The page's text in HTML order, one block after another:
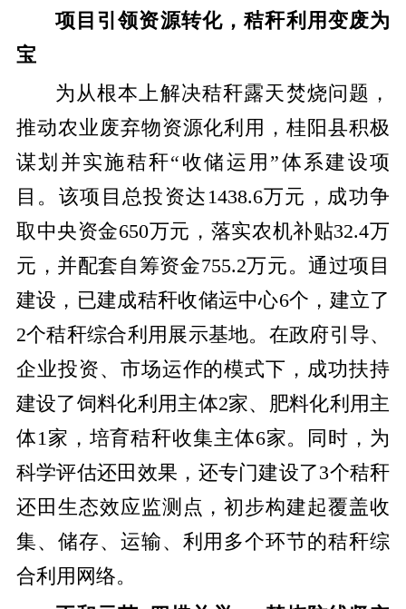
项目引领资源转化，秸秆利用变废为
宝
为从根本上解决秸秆露天焚烧问题，
推动农业废弃物资源化利用，桂阳县积极
谋划并实施秸秆“收储运用”体系建设项
目。该项目总投资达1438.6万元，成功争
取中央资金650万元，落实农机补贴32.4万
元，并配套自筹资金755.2万元。通过项目
建设，已建成秸秆收储运中心6个，建立了
2个秸秆综合利用展示基地。在政府引导、
企业投资、市场运作的模式下，成功扶持
建设了饲料化利用主体2家、肥料化利用主
体1家，培育秸秆收集主体6家。同时，为
科学评估还田效果，还专门建设了3个秸秆
还田生态效应监测点，初步构建起覆盖收
集、储存、运输、利用多个环节的秸秆综
合利用网络。